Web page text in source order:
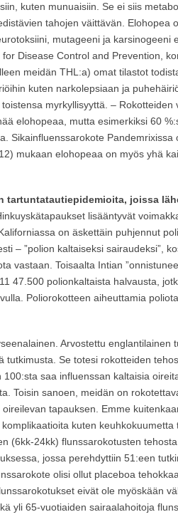
kuten munuaisiin. Se ei siis
tahojen väittävän. Elohopea
mutageeni ja karsinogeeni
Disease Control and Prevention,
meidän THL:a) omat tilastot
kuten narkolepsiaan ja
myrkyllisyyttä. – Rokotteiden
elohopeaa, mutta esimerkiksi 60
Sikainfluenssarokote Pandemrixissa
mukaan elohopeaa on myös yhä
tartuntatautiepidemioita, joissa
lisääntyvät
on äskettäin puhjennut
– ”polion kaltaiseksi sairaudeksi”,
vastaan. Toisaalta Intian
47.500 polionkaltaista halvausta,
Poliorokotteen aiheuttamia
Arvostettu englantilainen
tutkimusta. Se totesi rokotteiden
saa influenssan kaltaisia
Toisin sanoen, meidän on
tapauksen. Emme
kuten keuhkokuumetta
(6kk-24kk) flunssarokotusten
jossa perehdyttiin 51:een
olisi ollut placeboa
eivät ole myöskään
yli 65-vuotiaiden sairaalahoitoja